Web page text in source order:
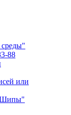
88
или
"Шипы"